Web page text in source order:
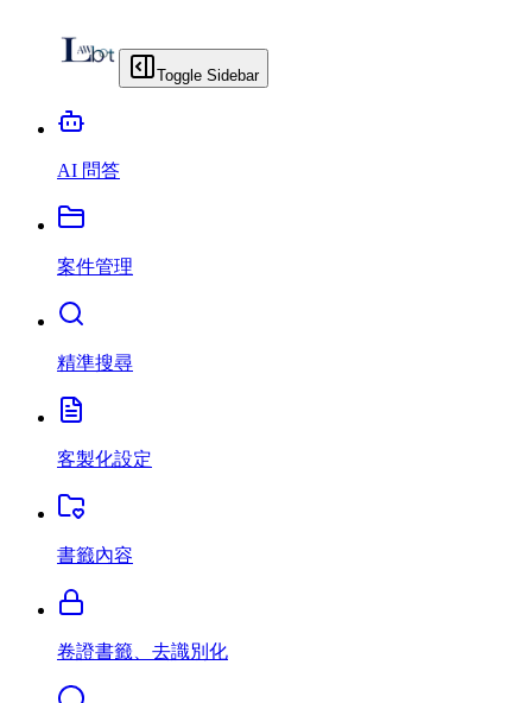
Toggle Sidebar
AI 問答
案件管理
精準搜尋
客製化設定
書籤內容
卷證書籤、去識別化